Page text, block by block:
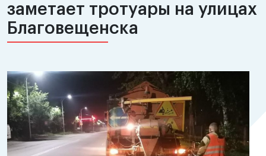
заметает тротуары на улицах
Благовещенска